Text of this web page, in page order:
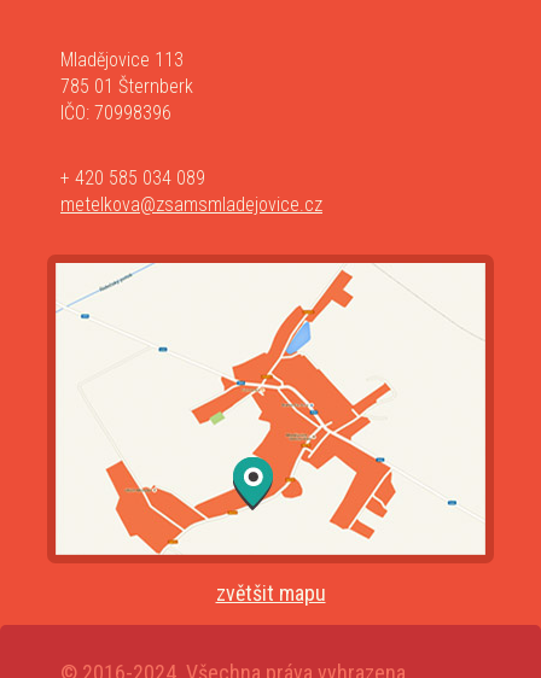
Mladějovice 113
785 01 Šternberk
IČO: 70998396
+ 420 585 034 089
metelkova@zsamsmladejovice.cz
zvětšit mapu
© 2016-2024. Všechna práva vyhrazena.